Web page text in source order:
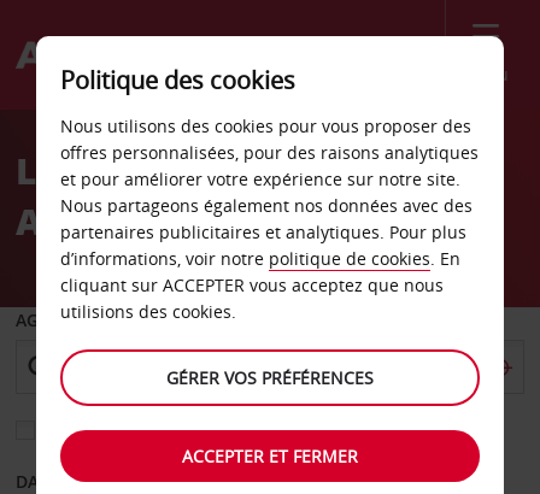
Menu
Welcome
AvisLocation de voiture
Aéroport de Kavala
AGENCE DE DÉPART
Sélectionnez une autre agence de retour
DATE DE DÉBUT DATE DE FIN
Politique des cookies
Nous utilisons des cookies pour vous proposer des
offres personnalisées, pour des raisons analytiques
et pour améliorer votre expérience sur notre site.
Nous partageons également nos données avec des
partenaires publicitaires et analytiques. Pour plus
d’informations, voir notre politique de cookies. En
cliquant sur ACCEPTER vous acceptez que nous
utilisions des cookies.
GÉRER VOS PRÉFÉRENCES
ACCEPTER ET FERMER